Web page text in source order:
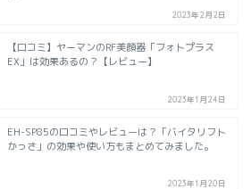
2023年2月2日
【口コミ】ヤーマンのRF美顔器「フォトプラス
EX」は効果あるの？【レビュー】
2023年1月24日
EH-SP85の口コミやレビューは？「バイタリフト
かっさ」の効果や使い方もまとめてみました。
2023年1月20日